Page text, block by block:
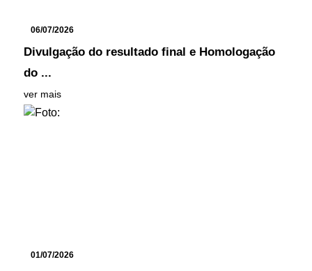
06/07/2026
Divulgação do resultado final e Homologação
do ...
ver mais
01/07/2026